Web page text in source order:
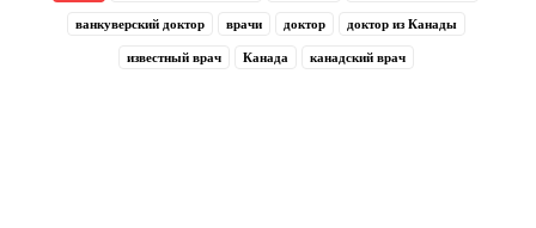
ванкуверский доктор врачи доктор доктор из Канады
известный врач Канада канадский врач